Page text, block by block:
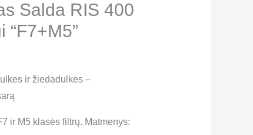
Salda RIS 400
“F7+M5”
ir žiedadulkes –
ir M5 klasės filtrų. Matmenys: